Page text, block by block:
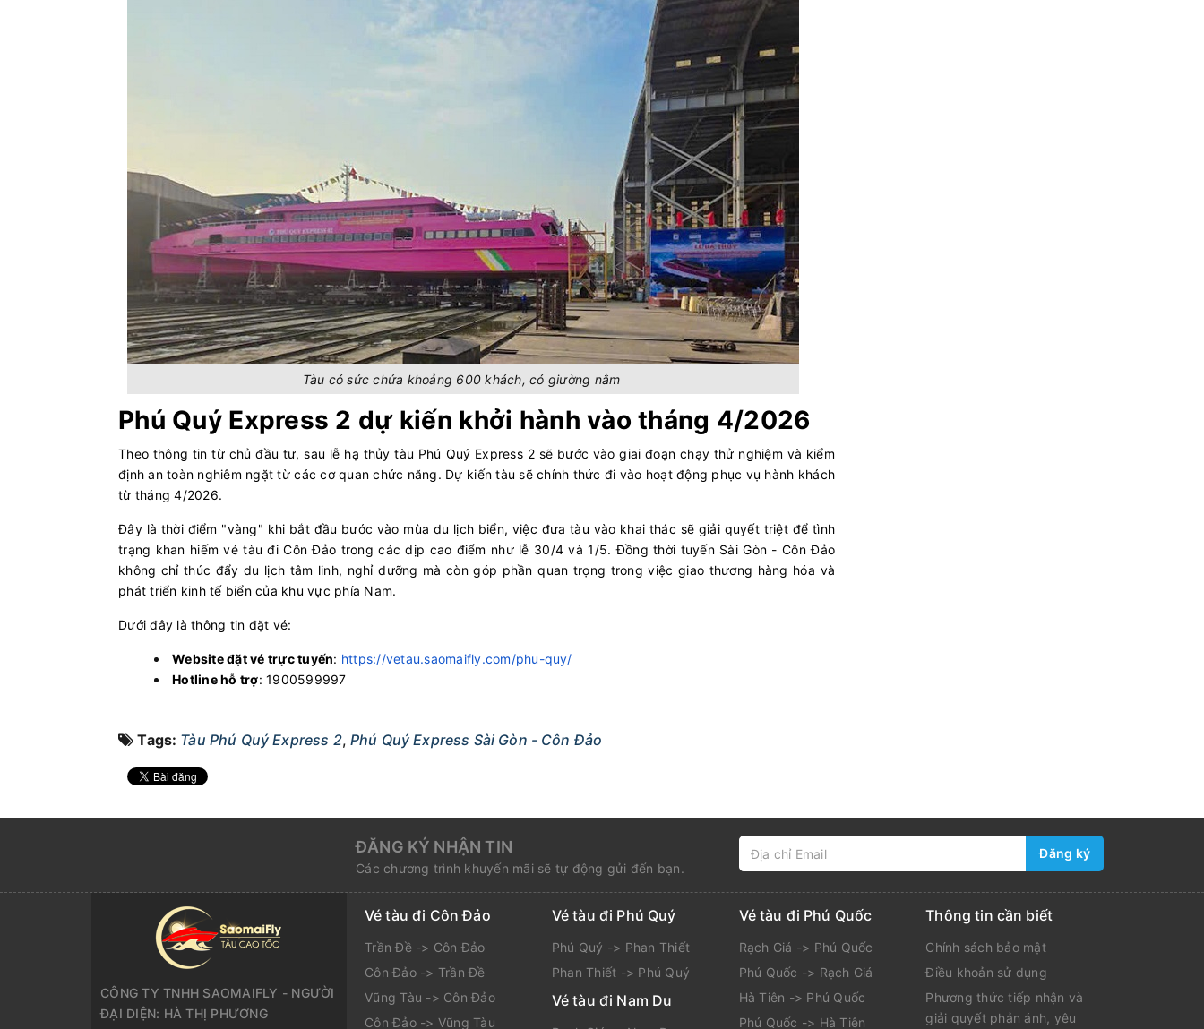
Tàu có sức chứa khoảng 600 khách, có giường nằm
Phú Quý Express 2 dự kiến khởi hành vào tháng 4/2026
Theo thông tin từ chủ đầu tư, sau lễ hạ thủy tàu Phú Quý Express 2 sẽ bước vào giai đoạn chạy thử nghiệm và kiểm
định an toàn nghiêm ngặt từ các cơ quan chức năng. Dự kiến tàu sẽ chính thức đi vào hoạt động phục vụ hành khách
từ tháng 4/2026.
Đây là thời điểm "vàng" khi bắt đầu bước vào mùa du lịch biển, việc đưa tàu vào khai thác sẽ giải quyết triệt để tình
trạng khan hiếm vé tàu đi Côn Đảo trong các dịp cao điểm như lễ 30/4 và 1/5. Đồng thời tuyến Sài Gòn - Côn Đảo
không chỉ thúc đẩy du lịch tâm linh, nghỉ dưỡng mà còn góp phần quan trọng trong việc giao thương hàng hóa và
phát triển kinh tế biển của khu vực phía Nam.
Dưới đây là thông tin đặt vé:
Website đặt vé trực tuyến: https://vetau.saomaifly.com/phu-quy/
Hotline hỗ trợ: 1900599997
Tags: Tàu Phú Quý Express 2,Phú Quý Express Sài Gòn - Côn Đảo
ĐĂNG KÝ NHẬN TIN
Các chương trình khuyến mãi sẽ tự động gửi đến bạn.
Đăng ký
CÔNG TY TNHH SAOMAIFLY - NGƯỜI
ĐẠI DIỆN: HÀ THỊ PHƯƠNG
Vé tàu đi Côn Đảo
Trần Đề -> Côn Đảo
Côn Đảo -> Trần Đề
Vũng Tàu -> Côn Đảo
Côn Đảo -> Vũng Tàu
Vé tàu đi Phú Quý
Phú Quý -> Phan Thiết
Phan Thiết -> Phú Quý
Vé tàu đi Nam Du
Vé tàu đi Phú Quốc
Rạch Giá -> Phú Quốc
Phú Quốc -> Rạch Giá
Hà Tiên -> Phú Quốc
Phú Quốc -> Hà Tiên
Thông tin cần biết
Chính sách bảo mật
Điều khoản sử dụng
Phương thức tiếp nhận và
giải quyết phản ánh, yêu